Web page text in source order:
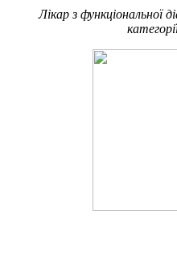
Лікар з функціональної